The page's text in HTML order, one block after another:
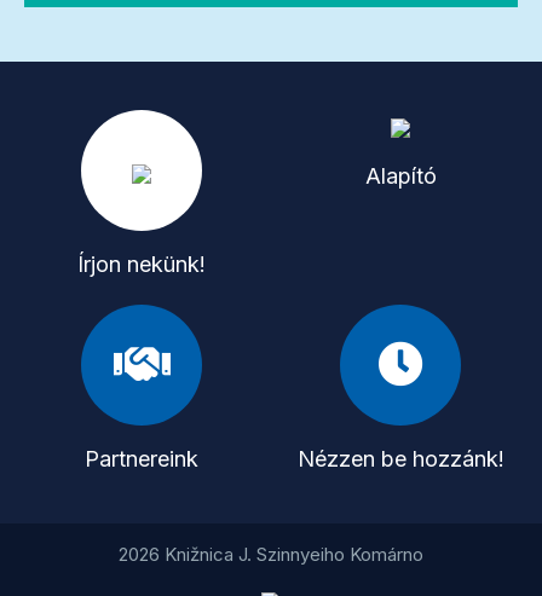
Írjon nekünk!
Alapító
Partnereink Nézzen be hozzánk!
2026 Knižnica J. Szinnyeiho Komárno